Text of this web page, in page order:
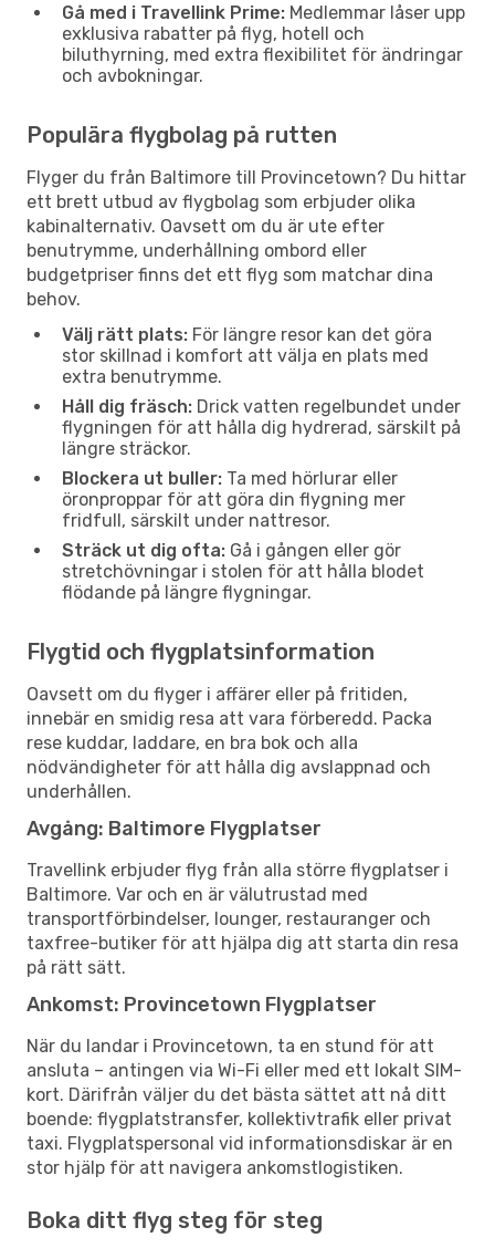
Gå med i Travellink Prime: Medlemmar låser upp
exklusiva rabatter på flyg, hotell och
biluthyrning, med extra flexibilitet för ändringar
och avbokningar.
Populära flygbolag på rutten
Flyger du från Baltimore till Provincetown? Du hittar
ett brett utbud av flygbolag som erbjuder olika
kabinalternativ. Oavsett om du är ute efter
benutrymme, underhållning ombord eller
budgetpriser finns det ett flyg som matchar dina
behov.
Välj rätt plats: För längre resor kan det göra
stor skillnad i komfort att välja en plats med
extra benutrymme.
Håll dig fräsch: Drick vatten regelbundet under
flygningen för att hålla dig hydrerad, särskilt på
längre sträckor.
Blockera ut buller: Ta med hörlurar eller
öronproppar för att göra din flygning mer
fridfull, särskilt under nattresor.
Sträck ut dig ofta: Gå i gången eller gör
stretchövningar i stolen för att hålla blodet
flödande på längre flygningar.
Flygtid och flygplatsinformation
Oavsett om du flyger i affärer eller på fritiden,
innebär en smidig resa att vara förberedd. Packa
rese kuddar, laddare, en bra bok och alla
nödvändigheter för att hålla dig avslappnad och
underhållen.
Avgång: Baltimore Flygplatser
Travellink erbjuder flyg från alla större flygplatser i
Baltimore. Var och en är välutrustad med
transportförbindelser, lounger, restauranger och
taxfree-butiker för att hjälpa dig att starta din resa
på rätt sätt.
Ankomst: Provincetown Flygplatser
När du landar i Provincetown, ta en stund för att
ansluta – antingen via Wi-Fi eller med ett lokalt SIM-
kort. Därifrån väljer du det bästa sättet att nå ditt
boende: flygplatstransfer, kollektivtrafik eller privat
taxi. Flygplatspersonal vid informationsdiskar är en
stor hjälp för att navigera ankomstlogistiken.
Boka ditt flyg steg för steg